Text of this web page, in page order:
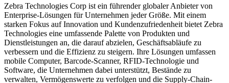
Zebra Technologies Corp ist ein führender globaler Anbieter von
Enterprise-Lösungen für Unternehmen jeder Größe. Mit einem
starken Fokus auf Innovation und Kundenzufriedenheit bietet Zebra
Technologies eine umfassende Palette von Produkten und
Dienstleistungen an, die darauf abzielen, Geschäftsabläufe zu
verbessern und die Effizienz zu steigern. Ihre Lösungen umfassen
mobile Computer, Barcode-Scanner, RFID-Technologie und
Software, die Unternehmen dabei unterstützt, Bestände zu
verwalten, Vermögenswerte zu verfolgen und die Supply-Chain-